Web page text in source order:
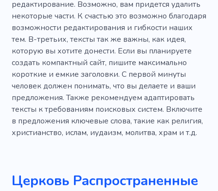
редактирование. Возможно, вам придется удалить
некоторые части. К счастью это возможно благодаря
возможности редактирования и гибкости наших
тем. В-третьих, тексты так же важны, как идея,
которую вы хотите донести. Если вы планируете
создать компактный сайт, пишите максимально
короткие и емкие заголовки. С первой минуты
человек должен понимать, что вы делаете и ваши
предложения. Также рекомендуем адаптировать
тексты к требованиям поисковых систем. Включите
в предложения ключевые слова, такие как религия,
христианство, ислам, иудаизм, молитва, храм и т.д.
Церковь Распространенные